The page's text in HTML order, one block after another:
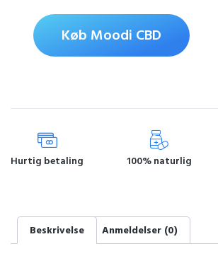
Køb Moodi CBD
Hurtig betaling 100% naturlig
Beskrivelse Anmeldelser (0)